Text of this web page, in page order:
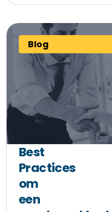
Blog
Best
Practices
om
een